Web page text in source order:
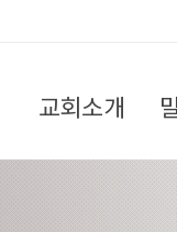
교회소개